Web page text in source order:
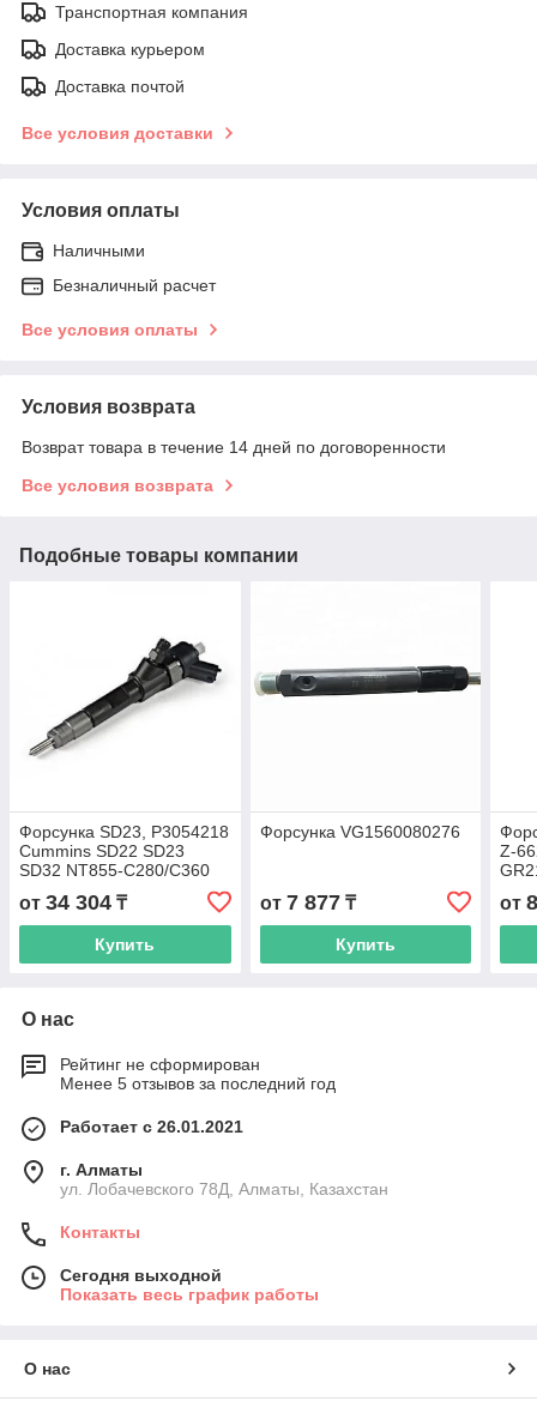
Транспортная компания
Доставка курьером
Доставка почтой
Все условия доставки
Условия оплаты
Наличными
Безналичный расчет
Все условия оплаты
Условия возврата
Возврат товара в течение 14 дней по договоренности
Все условия возврата
Подобные товары компании
Форсунка SD23, Р3054218
Cummins SD22 SD23
SD32 NT855-C280/C360
от 34 304 ₸
Купить
Форсунка VG1560080276
от 7 877₸
Купить
Z-
от
О нас
Рейтинг не сформирован
Менее 5 отзывов за последний год
Работает с 26.01.2021
г. Алматы
ул. Лобачевского 78Д, Алматы, Казахстан
Контакты
Сегодня выходной
Показать весь график работы
О нас